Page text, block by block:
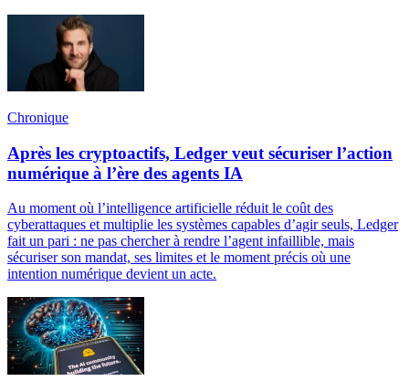
Chronique
Après les cryptoactifs, Ledger veut sécuriser l’action
numérique à l’ère des agents IA
Au moment où l’intelligence artificielle réduit le coût des
cyberattaques et multiplie les systèmes capables d’agir seuls, Ledger
fait un pari : ne pas chercher à rendre l’agent infaillible, mais
sécuriser son mandat, ses limites et le moment précis où une
intention numérique devient un acte.